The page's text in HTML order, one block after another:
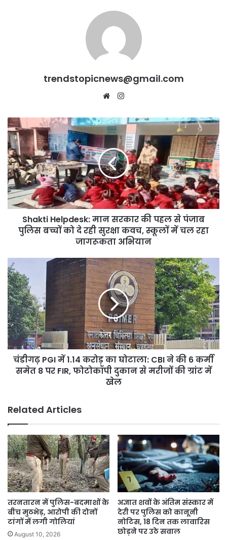
trendstopicnews@gmail.com
Website
Shakti
Helpdesk:
मान
सरकार
की
पहल
से
पंजाब
पुलिस
सुरक्षा
कवच,
स्कूलों
में
चल
रहा
जागरूकता
अभियान
Shakti Helpdesk: मान सरकार की पहल से पंजाब
पुलिस बच्चों को दे रही सुरक्षा कवच, स्कूलों में चल रहा
जागरूकता अभियान
चंडीगढ़
PGI
में
1.14
करोड़
का
घोटाला:
CBI
ने
की
पर
FIR,
फोटोकॉपी
दुकान
से
मरीजों
की
ग्रांट
खेल
चंडीगढ़ PGI में 1.14 करोड़ का घोटाला: CBI ने की 6 कर्मी
समेत 8 पर FIR, फोटोकॉपी दुकान से मरीजों की ग्रांट में
खेल
Related Articles
तरनतारन में पुलिस-बदमाशों के
बीच मुठभेड़, आरोपी की दोनों
टांगों में लगी गोलियां
August 10, 2026
अज्ञात शवों के अंतिम संस्कार में
देरी पर पुलिस को कानूनी
नोटिस, 18 दिन तक लावारिस
छोड़ने पर उठे सवाल